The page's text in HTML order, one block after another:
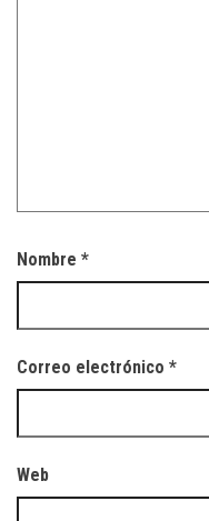
Nombre *
Correo electrónico *
Web